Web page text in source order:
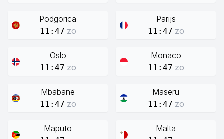
Podgorica
11:47 zo
Parijs
11:47 zo
Oslo
11:47 zo
Monaco
11:47 zo
Mbabane
11:47 zo
Maseru
11:47 zo
Maputo Malta